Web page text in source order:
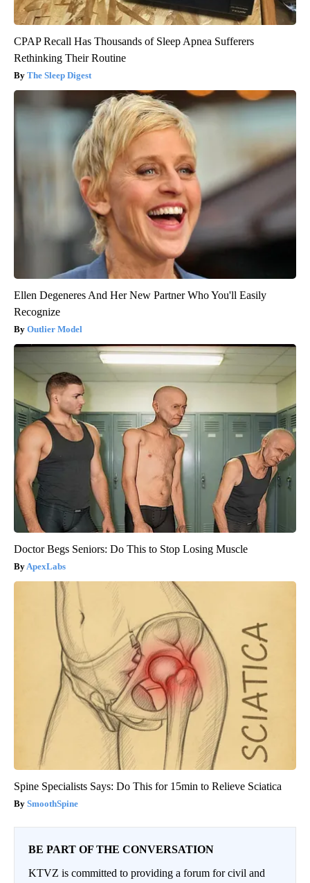
CPAP Recall Has Thousands of Sleep Apnea Sufferers
Rethinking Their Routine
The Sleep Digest
Ellen Degeneres And Her New Partner Who You'll Easily
Recognize
Outlier Model
Doctor Begs Seniors: Do This to Stop Losing Muscle
ApexLabs
Spine Specialists Says: Do This for 15min to Relieve Sciatica
SmoothSpine
BE PART OF THE CONVERSATION
KTVZ is committed to providing a forum for civil and